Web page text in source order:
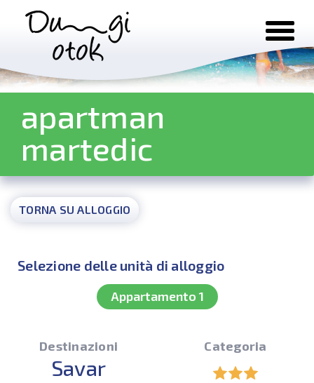
Salta al contenuto
apartman
martedic
TORNA SU ALLOGGIO
Selezione delle unità di alloggio
Appartamento 1
Destinazioni
Savar
Categoria